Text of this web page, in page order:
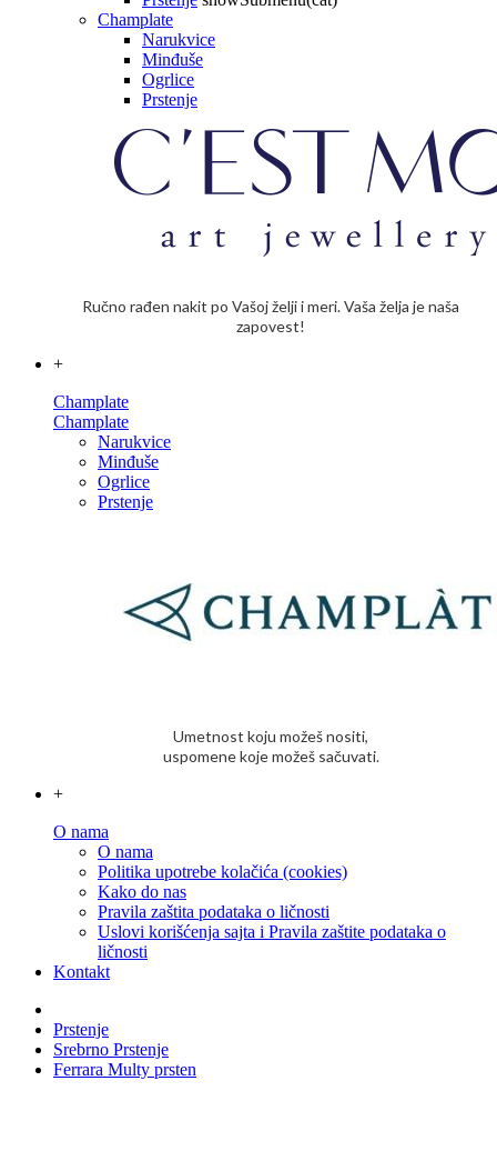
Champlate
Narukvice
Minđuše
Ogrlice
Prstenje
Ručno rađen nakit po Vašoj želji i meri. Vaša želja je naša
zapovest!
+
Champlate
Champlate
Narukvice
Minđuše
Ogrlice
Prstenje
Umetnost koju možeš nositi,
uspomene koje možeš sačuvati.
+
O nama
O nama
Politika upotrebe kolačića (cookies)
Kako do nas
Pravila zaštita podataka o ličnosti
Uslovi korišćenja sajta i Pravila zaštite podataka o
ličnosti
Kontakt
Prstenje
Srebrno Prstenje
Ferrara Multy prsten